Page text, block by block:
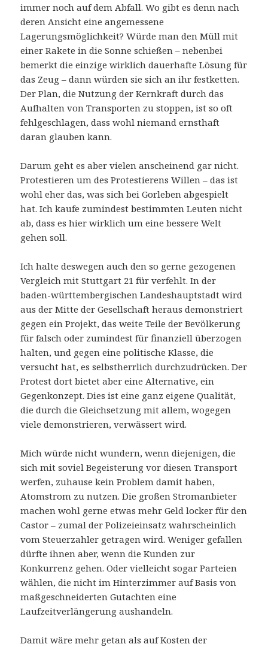
immer noch auf dem Abfall. Wo gibt es denn nach
deren Ansicht eine angemessene
Lagerungsmöglichkeit? Würde man den Müll mit
einer Rakete in die Sonne schießen – nebenbei
bemerkt die einzige wirklich dauerhafte Lösung für
das Zeug – dann würden sie sich an ihr festketten.
Der Plan, die Nutzung der Kernkraft durch das
Aufhalten von Transporten zu stoppen, ist so oft
fehlgeschlagen, dass wohl niemand ernsthaft
daran glauben kann.
Darum geht es aber vielen anscheinend gar nicht.
Protestieren um des Protestierens Willen – das ist
wohl eher das, was sich bei Gorleben abgespielt
hat. Ich kaufe zumindest bestimmten Leuten nicht
ab, dass es hier wirklich um eine bessere Welt
gehen soll.
Ich halte deswegen auch den so gerne gezogenen
Vergleich mit Stuttgart 21 für verfehlt. In der
baden-württembergischen Landeshauptstadt wird
aus der Mitte der Gesellschaft heraus demonstriert
gegen ein Projekt, das weite Teile der Bevölkerung
für falsch oder zumindest für finanziell überzogen
halten, und gegen eine politische Klasse, die
versucht hat, es selbstherrlich durchzudrücken. Der
Protest dort bietet aber eine Alternative, ein
Gegenkonzept. Dies ist eine ganz eigene Qualität,
die durch die Gleichsetzung mit allem, wogegen
viele demonstrieren, verwässert wird.
Mich würde nicht wundern, wenn diejenigen, die
sich mit soviel Begeisterung vor diesen Transport
werfen, zuhause kein Problem damit haben,
Atomstrom zu nutzen. Die großen Stromanbieter
machen wohl gerne etwas mehr Geld locker für den
Castor – zumal der Polizeieinsatz wahrscheinlich
vom Steuerzahler getragen wird. Weniger gefallen
dürfte ihnen aber, wenn die Kunden zur
Konkurrenz gehen. Oder vielleicht sogar Parteien
wählen, die nicht im Hinterzimmer auf Basis von
maßgeschneiderten Gutachten eine
Laufzeitverlängerung aushandeln.
Damit wäre mehr getan als auf Kosten der